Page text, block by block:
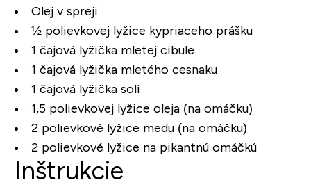
Olej v spreji
½ polievkovej lyžice kypriaceho prášku
1 čajová lyžička mletej cibule
1 čajová lyžička mletého cesnaku
1 čajová lyžička soli
1,5 polievkovej lyžice oleja (na omáčku)
2 polievkové lyžice medu (na omáčku)
2 polievkové lyžice na pikantnú omáčkú
Inštrukcie